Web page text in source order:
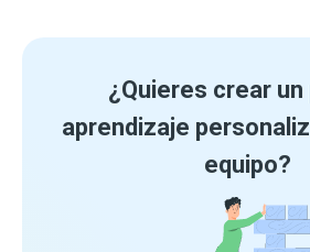
¿Quieres crear un
aprendizaje
equipo?